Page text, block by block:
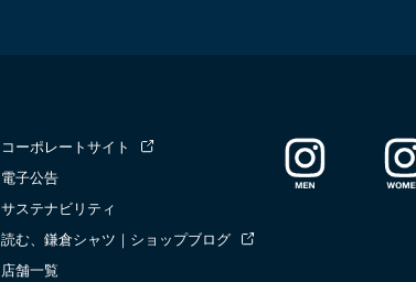
コーポレートサイト
電子公告
サステナビリティ
読む、鎌倉シャツ｜ショップブログ
店舗一覧